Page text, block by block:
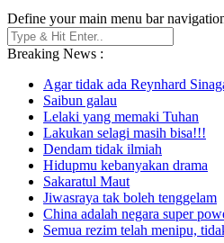
Define your main menu bar
Breaking News :
Agar tidak ada Reynhard
Saibun galau
Lelaki yang memaki Tuhan
Lakukan selagi masih bisa!!!
Dendam tidak ilmiah
Hidupmu kebanyakan drama
Sakaratul Maut
Jiwasraya tak boleh tenggelam
China adalah negara super
Semua rezim telah menipu,